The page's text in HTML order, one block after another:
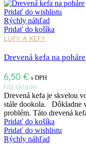
Pridať do wishlistu
Rýchly náhľad
Pridať do košíka
LUFY A KEFY
Drevená kefa na poháre
6,50 € s DPH
Na sklade
Drevená kefa je skvelou
stále dookola. Dôkladne
problém. Táto drevená
Pridať do košíka
Pridať do wishlistu
Rýchly náhľad